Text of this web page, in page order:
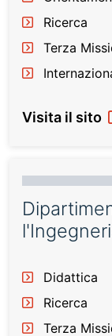
Ricerca
Terza
Visita il sito
Didattica
Ricerca
Terza